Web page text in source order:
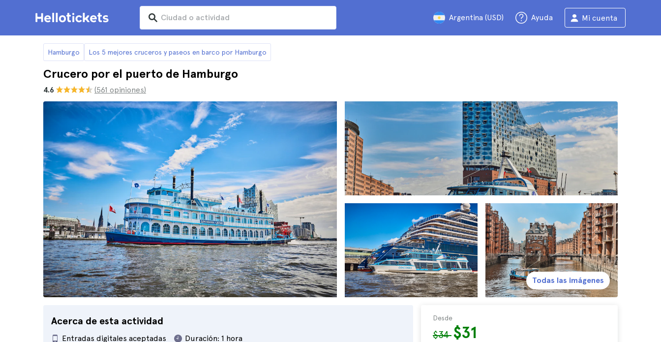
Argentina (USD) Ayuda Mi cuenta
Hamburgo Los 5 mejores cruceros y paseos en barco por Hamburgo
Crucero por el puerto de Hamburgo
4.6 (561 opiniones)
Acerca de esta actividad
Entradas digitales aceptadas Duración: 1 hora
Desde
$34$31
Todas las imágenes